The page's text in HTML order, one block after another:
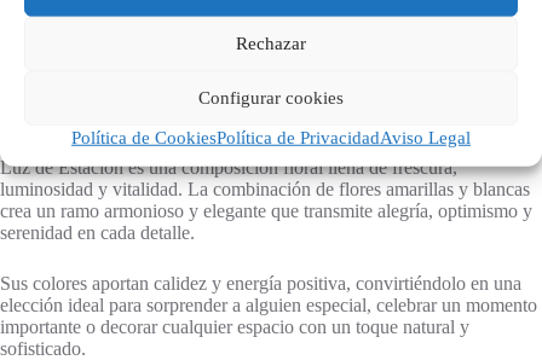
Rechazar
Configurar cookies
Política de CookiesPolítica de PrivacidadAviso Legal
Valoraciones (0)
Luz de Estación es una composición floral llena de frescura,
luminosidad y vitalidad. La combinación de flores amarillas y blancas
crea un ramo armonioso y elegante que transmite alegría, optimismo y
serenidad en cada detalle.
Sus colores aportan calidez y energía positiva, convirtiéndolo en una
elección ideal para sorprender a alguien especial, celebrar un momento
importante o decorar cualquier espacio con un toque natural y
sofisticado.